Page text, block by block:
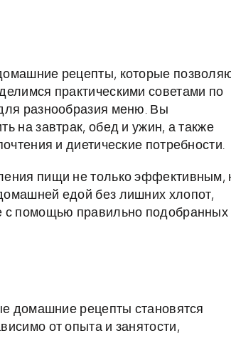
рецепты, которые
практическими советами по
разнообразия меню. Вы
на завтрак, обед и ужин, а также
и диетические потребности.
пищи не только эффективным,
едой без лишних хлопот,
с помощью правильно подобранных
домашние рецепты становятся
от опыта и занятости,